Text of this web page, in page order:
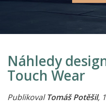
Náhledy
Touch Wear
PublikovalTomáš Potěšil,